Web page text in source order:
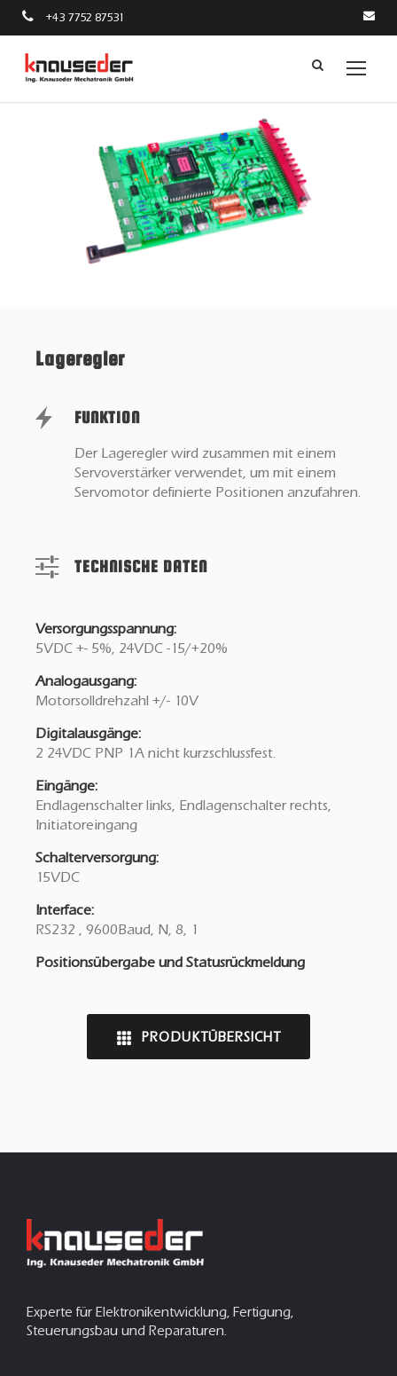
+43 7752 87531
Lageregler
FUNKTION
Der Lageregler wird zusammen mit einem
Servoverstärker verwendet, um mit einem
Servomotor definierte Positionen anzufahren.
TECHNISCHE DATEN
Versorgungsspannung:
5VDC +- 5%, 24VDC -15/+20%
Analogausgang:
Motorsolldrehzahl +/- 10V
Digitalausgänge:
2 24VDC PNP 1A nicht kurzschlussfest.
Eingänge:
Endlagenschalter links, Endlagenschalter rechts,
Initiatoreingang
Schalterversorgung:
15VDC
Interface:
RS232 , 9600Baud, N, 8, 1
Positionsübergabe und Statusrückmeldung
PRODUKTÜBERSICHT
Experte für Elektronikentwicklung, Fertigung,
Steuerungsbau und Reparaturen.